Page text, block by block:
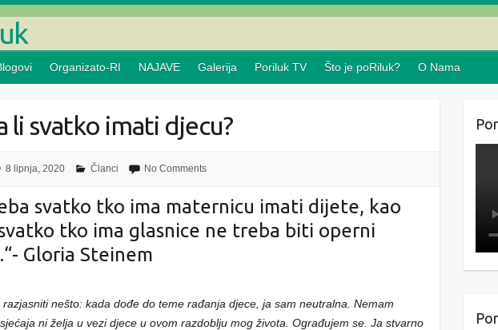
Organizato-RI NAJAVE Galerija Poriluk TV Što je poRiluk? O Nama
li svatko imati djecu?
8 lipnja, 2020 Članci No Comments
svatko tko ima maternicu imati dijete, kao
tko ima glasnice ne treba biti operni
Gloria Steinem
razjasniti nešto: kada dođe do teme rađanja djece, ja sam neutralna. Nemam
ni želja u vezi djece u ovom razdoblju mog života. Ograđujem se. Ja stvarno